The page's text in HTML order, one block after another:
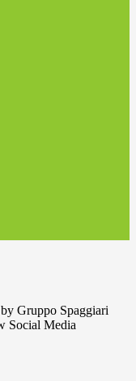
Gruppo Spaggiari
Social Media